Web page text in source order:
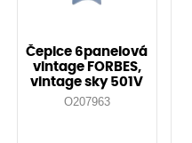
Čepice 6panelová
vintage FORBES,
vintage sky 501V
O207963